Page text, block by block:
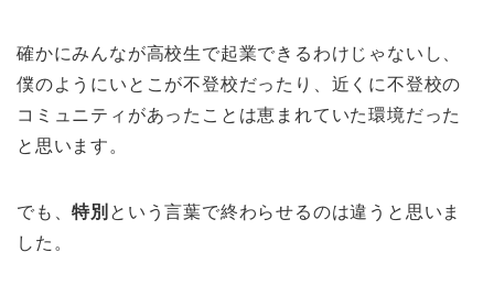
確かにみんなが高校生で起業できるわけじゃないし、
僕のようにいとこが不登校だったり、近くに不登校の
コミュニティがあったことは恵まれていた環境だった
と思います。
でも、特別 という言葉で終わらせるのは違うと思いま
した。